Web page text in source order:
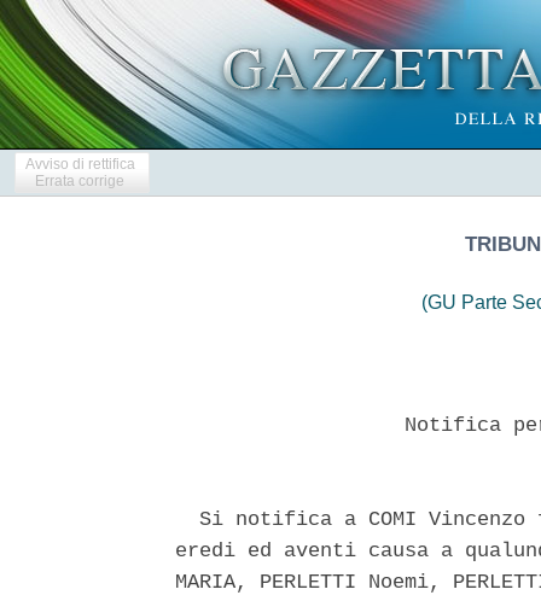
Avviso di rettifica
Errata corrige
(GU Parte
Notifica
Si notifica a COMI Vincenzo
eredi ed aventi causa a
MARIA, PERLETTI Noemi,